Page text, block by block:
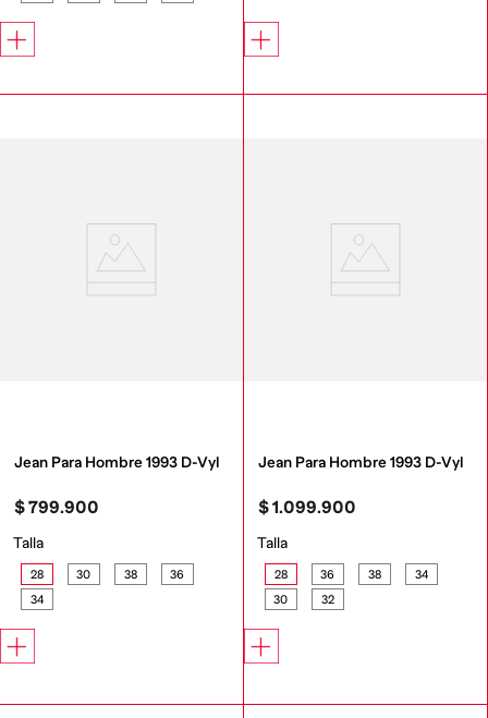
Jean Para Hombre 1993 D-Vyl
$799.900
Talla
28 30 38
36
34
Jean Para Hombre 1993 D-Vyl
$1.099.900
Talla
28 36 38
34
30
32